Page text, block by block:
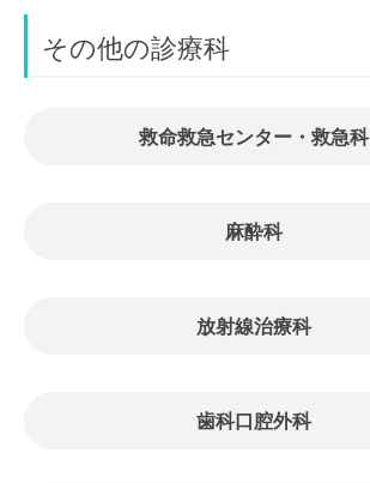
その他の診療科
救命救急センター・救急科
麻酔科
放射線治療科
歯科口腔外科